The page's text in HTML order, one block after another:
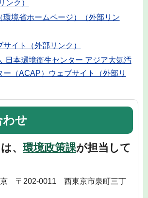
ンク）
環境省ホームページ）（外部リン
イト（外部リンク）
日本環境衛生センター アジア大気汚
ー（ACAP）ウェブサイト（外部リ
わせ
、環境政策課が担当して
京 〒202-0011 西東京市泉町三丁